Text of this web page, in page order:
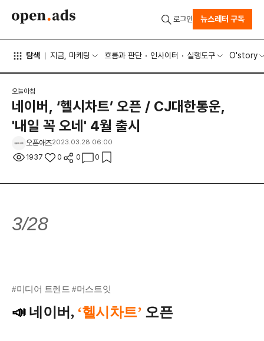
탐색 지금, 마케팅 흐름과 판단 인사이터 실행도구 O'story
로그인 뉴스레터 구독
오늘아침
네이버, ‘헬시차트’ 오픈 / CJ대한통운,
'내일 꼭 오네' 4월 출시
오픈애즈2023.03.28 06:00
1937 0 0 0
3/28
#미디어 트렌드 #머스트잇
📣 네이버, ‘헬시차트’ 오픈